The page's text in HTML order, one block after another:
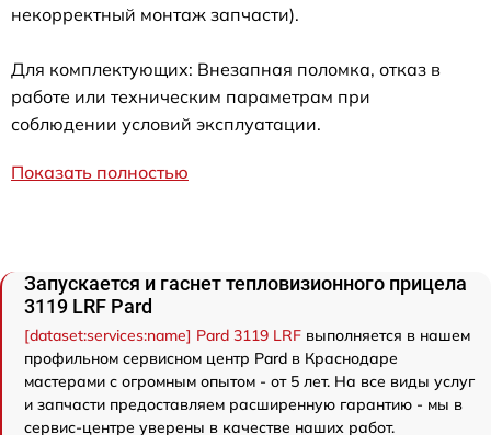
некорректный монтаж запчасти).
Для комплектующих: Внезапная поломка, отказ в
работе или техническим параметрам при
соблюдении условий эксплуатации.
Показать полностью
Запускается и гаснет тепловизионного прицела
3119 LRF Pard
[dataset:services:name] Pard 3119 LRF выполняется в нашем
профильном сервисном центр Pard в Краснодаре
мастерами с огромным опытом - от 5 лет. На все виды услуг
и запчасти предоставляем расширенную гарантию - мы в
сервис-центре уверены в качестве наших работ.